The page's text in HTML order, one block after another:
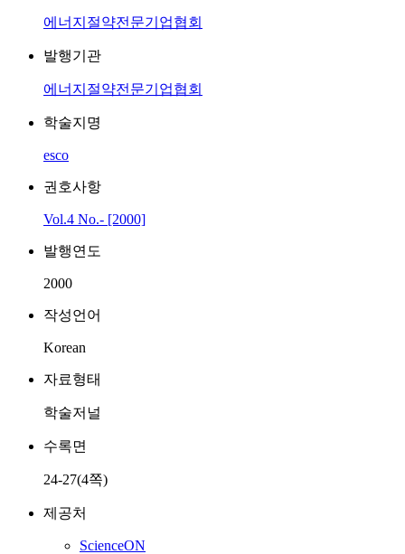
에너지절약전문기업협회
발행기관
에너지절약전문기업협회
학술지명
esco
권호사항
Vol.4 No.- [2000]
발행연도
2000
작성언어
Korean
자료형태
학술저널
수록면
24-27(4쪽)
제공처
ScienceON